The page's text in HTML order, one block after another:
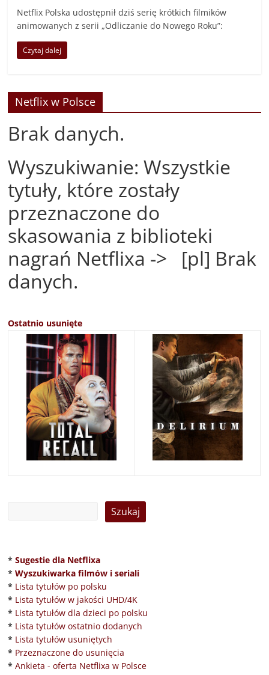
Netflix Polska udostępnił dziś serię krótkich filmików
animowanych z serii „Odliczanie do Nowego Roku”:
Czytaj dalej
Netflix w Polsce
Brak danych.
Wyszukiwanie: Wszystkie
tytuły, które zostały
przeznaczone do
skasowania z biblioteki
nagrań Netflixa -> [pl] Brak
danych.
Ostatnio usunięte
* Sugestie dla Netflixa
* Wyszukiwarka filmów i seriali
* Lista tytułów po polsku
* Lista tytułów w jakości UHD/4K
* Lista tytułów dla dzieci po polsku
* Lista tytułów ostatnio dodanych
* Lista tytułów usuniętych
* Przeznaczone do usunięcia
* Ankieta - oferta Netflixa w Polsce